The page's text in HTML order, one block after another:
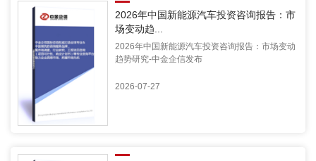
2026年中国新能源汽车投资咨询报告：市
场变动趋...
2026年中国新能源汽车投资咨询报告：市场变动
趋势研究-中金企信发布
2026-07-27